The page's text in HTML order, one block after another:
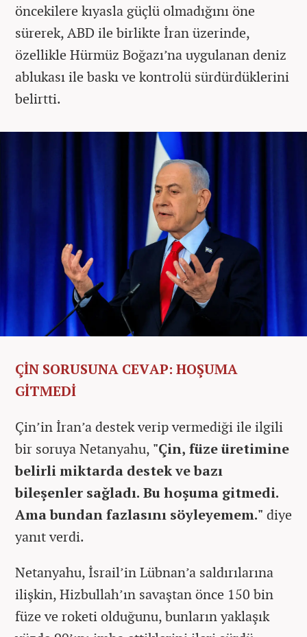
öncekilere kıyasla güçlü olmadığını öne
sürerek, ABD ile birlikte İran üzerinde,
özellikle Hürmüz Boğazı’na uygulanan deniz
ablukası ile baskı ve kontrolü sürdürdüklerini
belirtti.
ÇİN SORUSUNA CEVAP: HOŞUMA
GİTMEDİ
Çin’in İran’a destek verip vermediği ile ilgili
bir soruya Netanyahu, "Çin, füze üretimine
belirli miktarda destek ve bazı
bileşenler sağladı. Bu hoşuma gitmedi.
Ama bundan fazlasını söyleyemem." diye
yanıt verdi.
Netanyahu, İsrail’in Lübnan’a saldırılarına
ilişkin, Hizbullah’ın savaştan önce 150 bin
füze ve roketi olduğunu, bunların yaklaşık